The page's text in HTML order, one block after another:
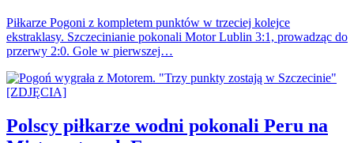
Piłkarze Pogoni z kompletem punktów w trzeciej kolejce
ekstraklasy. Szczecinianie pokonali Motor Lublin 3:1, prowadząc do
przerwy 2:0. Gole w pierwszej…
Polscy piłkarze wodni pokonali Peru na